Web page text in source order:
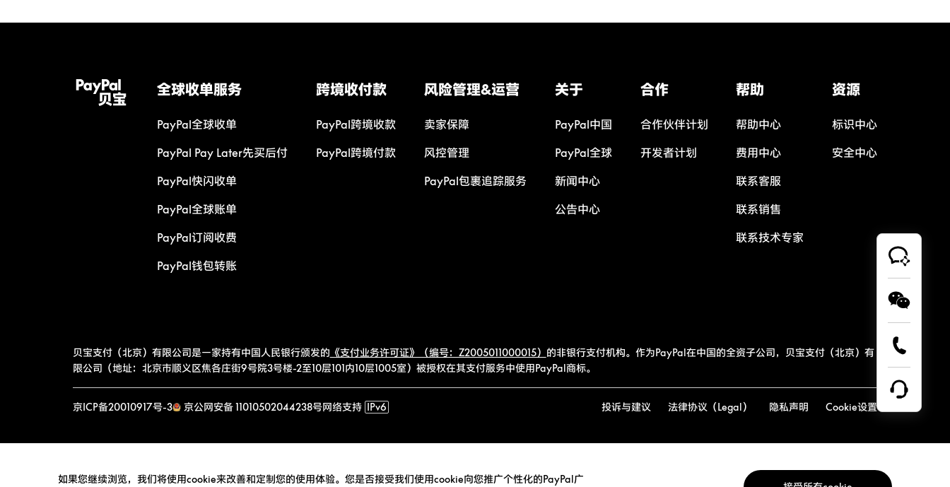
全球收单服务
PayPal全球收单
PayPal Pay Later先买后付
PayPal快闪收单
PayPal全球账单
PayPal订阅收费
PayPal钱包转账
跨境收付款
PayPal跨境收款
PayPal跨境付款
风险管理&运营
卖家保障
风控管理
PayPal包裹追踪服务
关于
PayPal中国
PayPal全球
新闻中心
公告中心
合作
合作伙伴计划
开发者计划
帮助
帮助中心
费用中心
联系客服
联系销售
联系技术专家
资源
标识中心
安全中心
贝宝支付（北京）有限公司是一家持有中国人民银行颁发的 《支付业务许可证》（编号：Z2005011000015） 的非银行支付机构。作为PayPal在中国的全资子公司，贝宝支付（北京）有
限公司（地址：北京市顺义区焦各庄街9号院3号楼-2至10层101内10层1005室）被授权在其支付服务中使用PayPal商标。
京ICP备20010917号-3 京公网安备 11010502044238号网络支持 IPv6 投诉与建议 法律协议（Legal） 隐私声明 Cookie设置
如果您继续浏览，我们将使用cookie来改善和定制您的使用体验。您是否接受我们使用cookie向您推广个性化的PayPal广